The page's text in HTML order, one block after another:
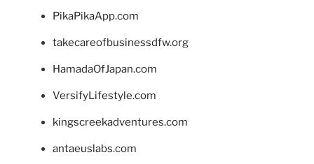
PikaPikaApp.com
takecareofbusinessdfw.org
HamadaOfJapan.com
VersifyLifestyle.com
kingscreekadventures.com
antaeuslabs.com